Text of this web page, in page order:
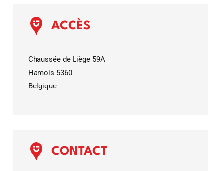
ACCÈS
Chaussée de Liège 59A
Hamois 5360
Belgique
CONTACT